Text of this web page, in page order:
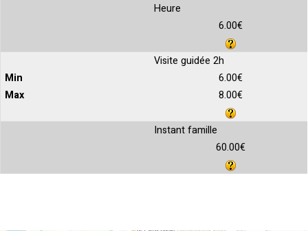
Heure
6.00€
Visite guidée 2h
6.00€
8.00€
Instant famille
60.00€